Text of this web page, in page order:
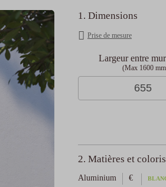
1. Dimensions
Prise de mesure
Largeur entre
(Max 1600
2. Matières et coloris
Aluminium €